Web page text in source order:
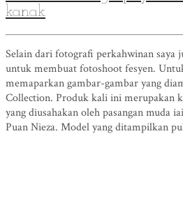
kanak
Selain dari fotografi perkahwinan saya
untuk membuat fotoshoot fesyen.
memaparkan gambar-gambar yang
Collection. Produk kali ini merupakan
yang diusahakan oleh pasangan muda
Puan Nieza. Model yang ditampilkan